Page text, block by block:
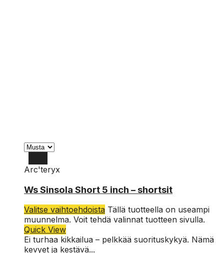
10
6
8
Arc'teryx
Ws Sinsola Short 5 inch – shortsit
Valitse vaihtoehdoista Tällä tuotteella on useampi
muunnelma. Voit tehdä valinnat tuotteen sivulla.
Quick View
Ei turhaa kikkailua – pelkkää suorituskykyä. Nämä
kevyet ja kestävä...